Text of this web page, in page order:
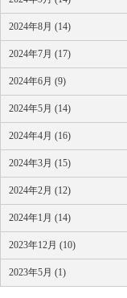
2024年8月 (14)
2024年7月 (17)
2024年6月 (9)
2024年5月 (14)
2024年4月 (16)
2024年3月 (15)
2024年2月 (12)
2024年1月 (14)
2023年12月 (10)
2023年5月 (1)